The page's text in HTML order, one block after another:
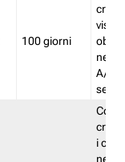
100 giorni
nel
A/B.
i
nel